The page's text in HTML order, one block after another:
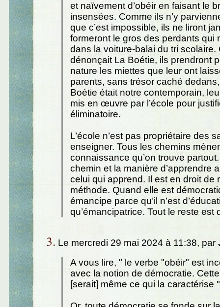
et naïvement d’obéir en faisant le
insensées. Comme ils n’y
que c’est impossible, ils ne liront
formeront le gros des perdants qui
dans la voiture-balai du tri scolaire.
dénonçait La Boétie, ils prendront
nature les miettes que leur ont
parents, sans trésor caché
Boétie était notre contemporain,
mis en œuvre par l’école pour
éliminatoire.
L’école n’est pas propriétaire des
enseigner. Tous les chemins
connaissance qu’on trouve
chemin et la manière d’apprendre
celui qui apprend. Il est en droit de
méthode. Quand elle est
émancipe parce qu’il n’est
qu’émancipatrice. Tout le reste est
3. Le mercredi 29 mai 2024 à 11:38, par
A vous lire, " le verbe "obéir" est
avec la notion de démocratie.
[serait] même ce qui la caractérise